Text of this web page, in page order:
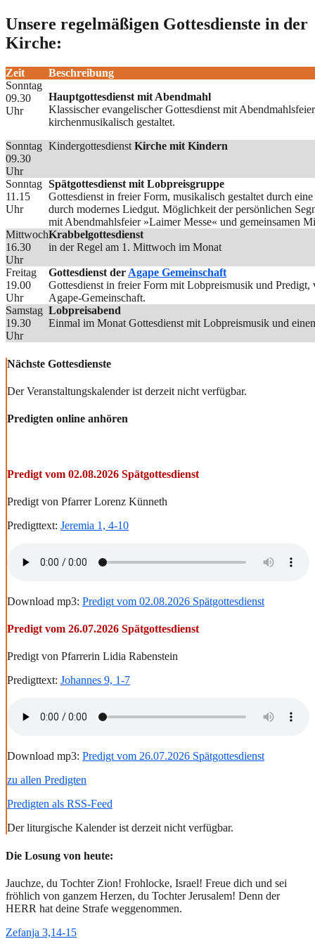
Unsere regelmäßigen Gottesdienste in der
Kirche:
Zeit
Beschreibung
Sonntag
09.30
Uhr
Hauptgottesdienst mit Abendmahl
Klassischer evangelischer Gottesdienst mit
kirchenmusikalisch gestaltet.
Sonntag
09.30
Uhr
Kindergottesdienst Kirche mit Kindern
Sonntag
11.15
Uhr
Spätgottesdienst mit Lobpreisgruppe
Gottesdienst in freier Form, musikalisch gestaltet durch
durch modernes Liedgut. Möglichkeit der persönlichen
mit Abendmahlsfeier »Laimer Messe« und gemeinsamen
Mittwoch
16.30
Uhr
Krabbelgottesdienst
in der Regel am 1. Mittwoch im Monat
Freitag
19.00
Uhr
Gottesdienst der Agape Gemeinschaft
Gottesdienst in freier Form mit Lobpreismusik und Predigt,
Agape-Gemeinschaft.
Samstag
19.30
Uhr
Lobpreisabend
Einmal im Monat Gottesdienst mit Lobpreismusik und
Nächste Gottesdienste
Der Veranstaltungskalender ist derzeit nicht verfügbar.
Predigten online anhören
Predigt vom 02.08.2026 Spätgottesdienst
Predigt von Pfarrer Lorenz Künneth
Predigttext: Jeremia 1, 4-10
Download mp3: Predigt vom 02.08.2026 Spätgottesdienst
Predigt vom 26.07.2026 Spätgottesdienst
Predigt von Pfarrerin Lidia Rabenstein
Predigttext: Johannes 9, 1-7
Download mp3: Predigt vom 26.07.2026 Spätgottesdienst
zu allen Predigten
Predigten als RSS-Feed
Der liturgische Kalender ist derzeit nicht verfügbar.
Die Losung von heute:
Jauchze, du Tochter Zion! Frohlocke, Israel! Freue dich und sei
fröhlich von ganzem Herzen, du Tochter Jerusalem! Denn der
HERR hat deine Strafe weggenommen.
Zefanja 3,14-15